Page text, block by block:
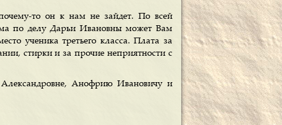
то он к нам не зайдет. По всей
по делу Дарьи Ивановны может Вам
ученика третьего класса. Плата за
стирки и за прочие неприятности с
Анофрию Ивановичу и